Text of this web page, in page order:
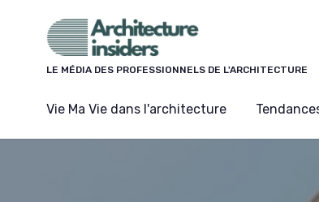
LE MÉDIA DES PROFESSIONNELS DE L'ARCHITECTURE
Vie Ma Vie dans l'architecture